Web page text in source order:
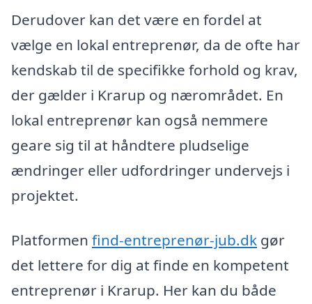
Derudover kan det være en fordel at
vælge en lokal entreprenør, da de ofte har
kendskab til de specifikke forhold og krav,
der gælder i Krarup og nærområdet. En
lokal entreprenør kan også nemmere
geare sig til at håndtere pludselige
ændringer eller udfordringer undervejs i
projektet.
Platformen find-entreprenør-jub.dk gør
det lettere for dig at finde en kompetent
entreprenør i Krarup. Her kan du både